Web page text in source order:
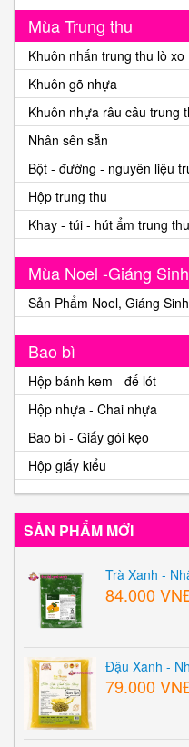
Mùa Trung thu
Khuôn nhấn trung thu lò xo
Khuôn gõ nhựa
Khuôn nhựa râu câu trung
Nhân sên sẵn
Bột - đường - nguyên liệu
Hộp trung thu
Khay - túi - hút ẩm trung thu
Mùa Noel -Giáng Sinh
Sản Phẩm Noel, Giáng Sinh
Bao bì
Hộp bánh kem - đế lót
Hộp nhựa - Chai nhựa
Bao bì - Giấy gói kẹo
Hộp giấy kiểu
SẢN PHẨM MỚI
Trà Xanh -
84.000
Đậu Xanh -
79.000